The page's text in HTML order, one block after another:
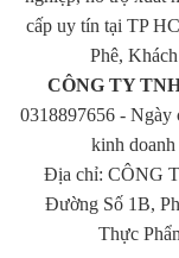
Nàng Thơm này
nơi khác cũng có
và đặc tính không
Đặc tính của gạo
Gạo Nàng Hương
màu trắng đục,
hồng. Khi vừa nấu
cấp uy tín tại TP
Phê,
CÔNG TY
0318897656 - Ngày
kinh
Địa chỉ: CÔNG
Đường Số 1B,
Thực